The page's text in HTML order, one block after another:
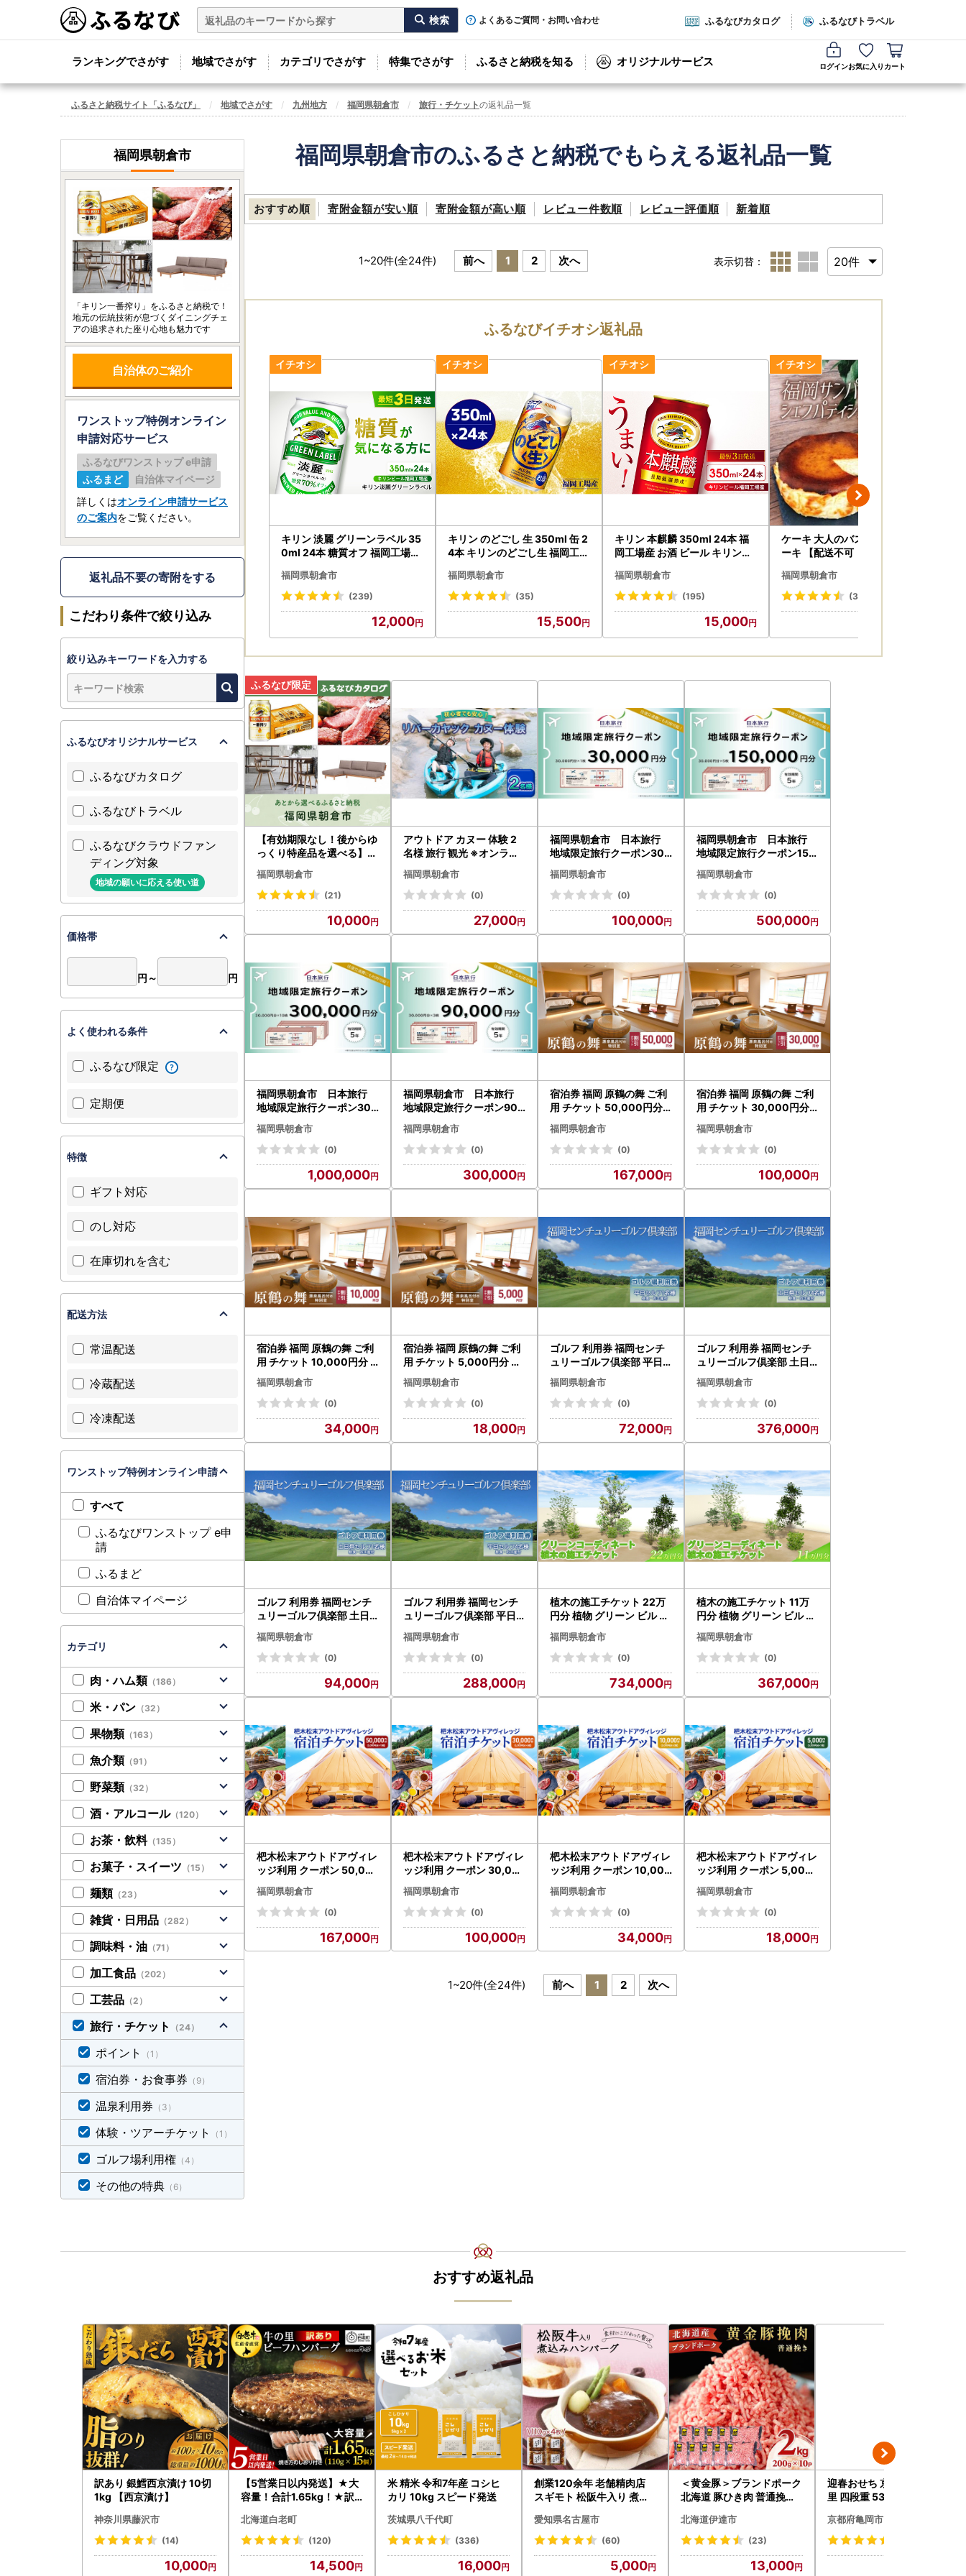
よくあるご質問・お問い合わせ ふるなびカタログ ふるなびトラベル
ランキングでさがす 地域でさがす カテゴリでさがす 特集でさがす ふるさと納税を知る オリジナルサービス ログインお気に入り カート
ふるさと納税サイト「ふるなび」 地域でさがす 九州地方 福岡県朝倉市 旅行・チケットの返礼品一覧
福岡県朝倉市のふるさと納税でもらえる返礼品一覧
おすすめ順 寄附金額が安い順 寄附金額が高い順 レビュー件数順 レビュー評価順 新着順
1~20件(全24件) 前へ 1 2 次へ 表示切替：
ふるなびイチオシ返礼品
キリン 淡麗 グリーンラベル 35
0ml 24本 糖質オフ 福岡工場産
酒 送料無料 ギフト 内祝い ケー
ス
福岡県朝倉市
(239)
12,000
キリン のどごし 生 350ml 缶 2
4本 キリンのどごし生 福岡工場
アルコール飲料 ゴクゴク 爽快
キレ さっぱり 飲みやすい ビー
福岡県朝倉市
(35)
15,500
キリン 本麒麟 350ml 24本 福
岡工場産 お酒 ビール キリンビ
祝い ケース 長期 低温 熟成
福岡県朝倉市
(195)
15,000
ケーキ 大人のバスクチーズケ
ーキ 【配送不可：離島】 お菓
ィシエ オリジナルレシピ リキ
ュール 朝倉
福岡県朝倉市
(30)
【有効期限なし！後からゆ
っくり特産品を選べる】福
岡県朝倉市カタログポイン
ト
福岡県朝倉市
(21)
10,000
アウトドア カヌー 体験 2
名様 旅行 観光 ※オンライ
ン決済限定
福岡県朝倉市
(0)
27,000
福岡県朝倉市 日本旅行
地域限定旅行クーポン30,
000円分 チケット
福岡県朝倉市
(0)
100,000
福岡県朝倉市 日本旅行
地域限定旅行クーポン150,
000円分 チケット
福岡県朝倉市
(0)
500,000
福岡県朝倉市 日本旅行
地域限定旅行クーポン300
,000円分 チケット
福岡県朝倉市
(0)
1,000,000
福岡県朝倉市 日本旅行
地域限定旅行クーポン90,
000円分 チケット
福岡県朝倉市
(0)
300,000
宿泊券 福岡 原鶴の舞 ご利
用 チケット 50,000円分 (
5000円×10枚) 福岡県 朝
倉市 温泉 旅行
福岡県朝倉市
(0)
167,000
宿泊券 福岡 原鶴の舞 ご利
用 チケット 30,000円分 (
5000円×6枚) 福岡県 朝倉
市 温泉 旅行
福岡県朝倉市
(0)
100,000
宿泊券 福岡 原鶴の舞 ご利
用 チケット 10,000円分 (
5000円×2枚) 福岡県 朝倉
市 温泉 旅行
福岡県朝倉市
(0)
34,000
宿泊券 福岡 原鶴の舞 ご利
用 チケット 5,000円分 福
岡県 朝倉市 温泉 旅行
福岡県朝倉市
(0)
18,000
ゴルフ 利用券 福岡センチ
ュリーゴルフ倶楽部 平日
セルフ 1名様 昼食 お土産付
き 福岡県 ゴルフ場
福岡県朝倉市
(0)
72,000
ゴルフ 利用券 福岡センチ
ュリーゴルフ倶楽部 土日
祭セルフ 4名様 昼食 お土
産付き 福岡県 ゴルフ場
福岡県朝倉市
(0)
376,000
ゴルフ 利用券 福岡センチ
ュリーゴルフ倶楽部 土日
祭セルフ 1名様 昼食 お土産
付き 福岡県 ゴルフ場
福岡県朝倉市
(0)
94,000
ゴルフ 利用券 福岡センチ
ュリーゴルフ倶楽部 平日
セルフ 4名様 昼食 お土産
付き 福岡県 ゴルフ場
福岡県朝倉市
(0)
288,000
植木の施工チケット 22万
円分 植物 グリーン ビル マ
ンション お庭 エントラン
ス デザイン 植木施工 緑 サ
ービス グリーンコーディ
ネート
福岡県朝倉市
(0)
734,000
植木の施工チケット 11万
円分 植物 グリーン ビル マ
ンション お庭 エントラン
ス デザイン 植木施工 緑 サ
ービス グリーンコーディ
ネート
福岡県朝倉市
(0)
367,000
杷木松末アウトドアヴィレ
ッジ利用 クーポン 50,00
0円分 アウトドア 宿泊チケ
ット
福岡県朝倉市
(0)
167,000
杷木松末アウトドアヴィレ
ッジ利用 クーポン 30,00
0円分 アウトドア 宿泊チケ
ット
福岡県朝倉市
(0)
100,000
杷木松末アウトドアヴィレ
ッジ利用 クーポン 10,000
円分 アウトドア 宿泊チケ
ット
福岡県朝倉市
(0)
34,000
杷木松末アウトドアヴィレ
ッジ利用 クーポン 5,000
円分 アウトドア 宿泊チケ
ット
福岡県朝倉市
(0)
18,000
1~20件(全24件) 前へ 1 2 次へ
福岡県朝倉市
「キリン一番搾り」をふるさと納税で！
地元の伝統技術が息づくダイニングチェ
アの追求された座り心地も魅力です
自治体のご紹介
ワンストップ特例オンライン
申請対応サービス
ふるなびワンストップ e申請
ふるまど
自治体マイページ
詳しくはオンライン申請サービス
のご案内をご覧ください。
返礼品不要の寄附をする
こだわり条件で絞り込み
絞り込みキーワードを入力する
ふるなびオリジナルサービス
ふるなびカタログ
ふるなびトラベル
ふるなびクラウドファン
ディング対象
地域の願いに応える使い道
価格帯
円～ 円
よく使われる条件
ふるなび限定
定期便
特徴
ギフト対応
のし対応
在庫切れを含む
配送方法
常温配送
冷蔵配送
冷凍配送
ワンストップ特例オンライン申請
すべて
ふるなびワンストップ e申
請
ふるまど
自治体マイページ
カテゴリ
肉・ハム類 （186）
米・パン （32）
果物類 （163）
魚介類 （91）
野菜類 （32）
酒・アルコール（120）
お茶・飲料（135）
お菓子・スイーツ （15）
麺類 （23）
雑貨・日用品 （282）
調味料・油 （71）
加工食品 （202）
工芸品 （2）
旅行・チケット （24）
ポイント （1）
宿泊券・お食事券 （9）
温泉利用券 （3）
体験・ツアーチケット （1）
ゴルフ場利用権 （4）
その他の特典 （6）
おすすめ返礼品
訳あり 銀鱈西京漬け 10切
1kg 【西京漬け】
神奈川県藤沢市
(14)
10,000
【5営業日以内発送】★大
容量！合計1.65kg！★訳
ーグ(110ｇ5枚入）×3 AG
058
北海道白老町
(120)
14,500
米 精米 令和7年産 コシヒ
カリ 10kg スピード発送
茨城県八千代町
(336)
16,000
創業120余年 老舗精肉店
スギモト 松阪牛入り 煮込
惣菜 お取り寄せ グルメ ハ
ンバーグ 冷凍
愛知県名古屋市
(60)
5,000
＜黄金豚＞ブランドポーク
北海道 豚ひき肉 普通挽き
北海道伊達市
(23)
13,000
迎春おせち 京都三千院の
里 四段重 53品 おせち 冷蔵
京都府亀岡市